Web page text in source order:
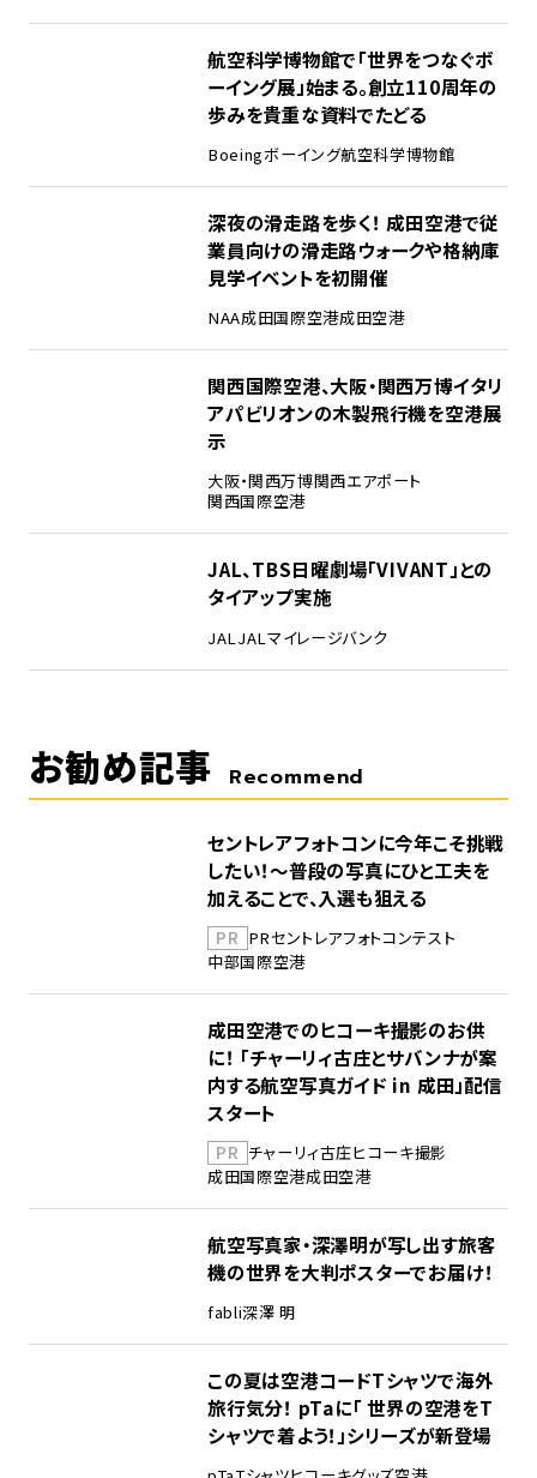
航空科学博物館で「世界をつなぐボ
ーイング展」始まる。創立110周年の
歩みを貴重な資料でたどる
Boeingボーイング航空科学博物館
深夜の滑走路を歩く！ 成田空港で従
業員向けの滑走路ウォークや格納庫
見学イベントを初開催
NAA成田国際空港成田空港
関西国際空港、大阪・関西万博イタリ
アパビリオンの木製飛行機を空港展
示
大阪・関西万博関西エアポート
関西国際空港
JAL、TBS日曜劇場「VIVANT」との
タイアップ実施
JAL JALマイレージバンク
お勧め記事 Recommend
セントレアフォトコンに今年こそ挑戦
したい！～普段の写真にひと工夫を
加えることで、入選も狙える
PR PRセントレアフォトコンテスト
中部国際空港
成田空港でのヒコーキ撮影のお供
に！ 「チャーリィ古庄とサバンナが案
内する航空写真ガイド in 成田」配信
スタート
PR チャーリィ古庄ヒコーキ撮影
成田国際空港成田空港
航空写真家・深澤明が写し出す旅客
機の世界を大判ポスターでお届け！
fabli深澤 明
この夏は空港コードTシャツで海外
旅行気分！ pTaに「 世界の空港をT
シャツで着よう！」シリーズが新登場